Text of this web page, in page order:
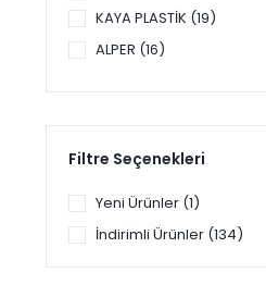
KAYA PLASTİK (19)
ALPER (16)
ÜÇEL (6)
AFT (5)
AYD (5)
GVA (5)
Filtre Seçenekleri
Yeni Ürünler (1)
İndirimli Ürünler (134)